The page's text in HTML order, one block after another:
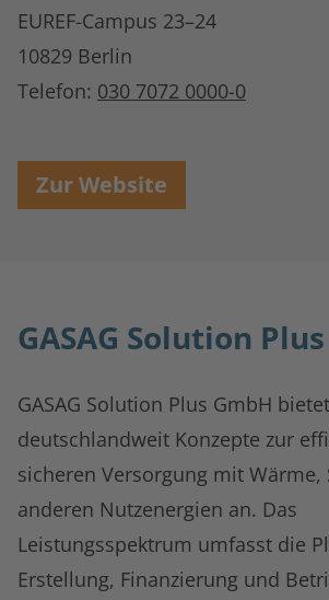
EUREF-Campus 23–24
10829 Berlin
Telefon: 030 7072 0000-0
Zur Website
GASAG Solution
GASAG Solution Plus GmbH bietet
deutschlandweit Konzepte zur
sicheren Versorgung mit Wärme,
anderen Nutzenergien an. Das
Leistungsspektrum umfasst die
Erstellung, Finanzierung und